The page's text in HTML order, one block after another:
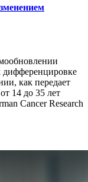
дифференцировке
как передает
14 до 35 лет
Cancer Research